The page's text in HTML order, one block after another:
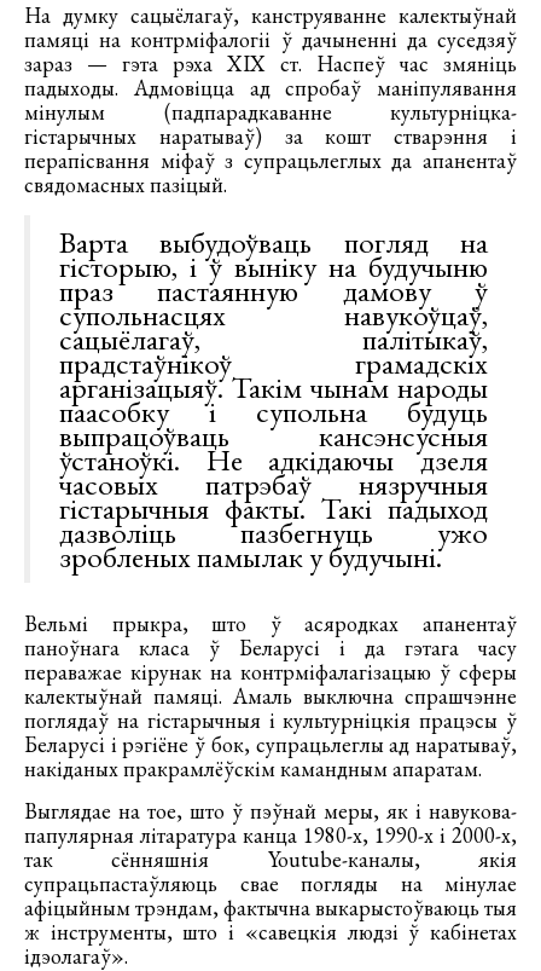
На думку сацыёлагаў, канструяванне калектыўнай
памяці на контрміфалогіі ў дачыненні да суседзяў
зараз — гэта рэха ХІХ ст. Наспеў час змяніць
падыходы. Адмовіцца ад спробаў маніпулявання
мінулым (падпарадкаванне культурніцка-
гістарычных наратываў) за кошт стварэння і
перапісвання міфаў з супрацьлеглых да апанентаў
свядомасных пазіцый.
Варта выбудоўваць погляд на
гісторыю, і ў выніку на будучыню
праз пастаянную дамову ў
супольнасцях навукоўцаў,
сацыёлагаў, палітыкаў,
прадстаўнікоў грамадскіх
арганізацыяў. Такім чынам народы
паасобку і супольна будуць
выпрацоўваць кансэнсусныя
ўстаноўкі. Не адкідаючы дзеля
часовых патрэбаў нязручныя
гістарычныя факты. Такі падыход
дазволіць пазбегнуць ужо
зробленых памылак у будучыні.
Вельмі прыкра, што ў асяродках апанентаў
паноўнага класа ў Беларусі і да гэтага часу
пераважае кірунак на контрміфалагізацыю ў сферы
калектыўнай памяці. Амаль выключна спрашчэнне
поглядаў на гістарычныя і культурніцкія працэсы ў
Беларусі і рэгіёне ў бок, супрацьлеглы ад наратываў,
накіданых пракрамлёўскім камандным апаратам.
Выглядае на тое, што ў пэўнай меры, як і навукова-
папулярная літаратура канца 1980-х, 1990-х і 2000-х,
так сённяшнія Youtube-каналы, якія
супрацьпастаўляюць свае погляды на мінулае
афіцыйным трэндам, фактычна выкарыстоўваюць тыя
ж інструменты, што і «савецкія людзі ў кабінетах
ідэолагаў».